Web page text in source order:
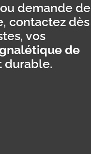
demande de
contactez dès
vos
de
durable.